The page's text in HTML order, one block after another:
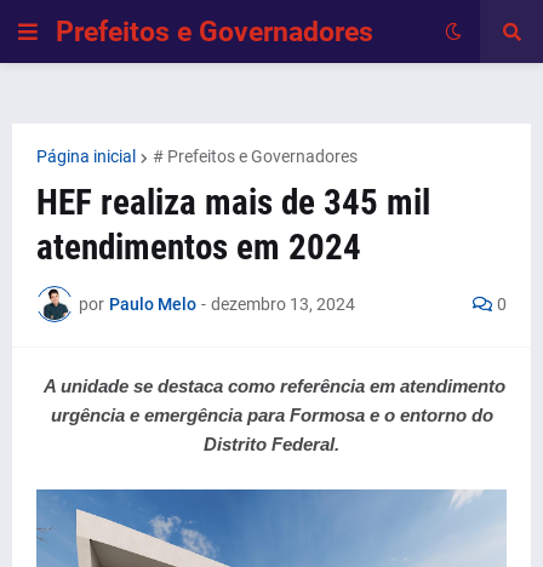
Prefeitos e Governadores
Página inicial # Prefeitos e Governadores
HEF realiza mais de 345 mil
atendimentos em 2024
por Paulo Melo - dezembro 13, 2024 0
A unidade se destaca como referência em atendimento
urgência e emergência para Formosa e o entorno do
Distrito Federal.